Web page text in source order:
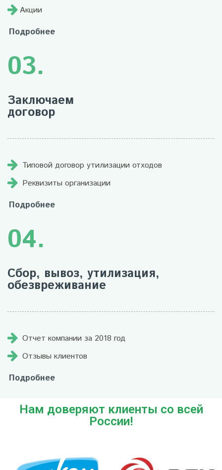
Акции
Подробнее
03.
Заключаем
договор
Типовой договор утилизации отходов
Реквизиты организации
Подробнее
04.
Сбор, вывоз, утилизация,
обезвреживание
Отчет компании за 2018 год
Отзывы клиентов
Подробнее
Нам доверяют клиенты со всей
России!